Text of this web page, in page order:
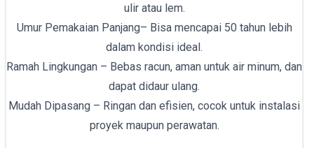
ulir atau lem.
Umur Pemakaian Panjang– Bisa mencapai 50 tahun lebih
dalam kondisi ideal.
Ramah Lingkungan – Bebas racun, aman untuk air minum, dan
dapat didaur ulang.
Mudah Dipasang – Ringan dan efisien, cocok untuk instalasi
proyek maupun perawatan.